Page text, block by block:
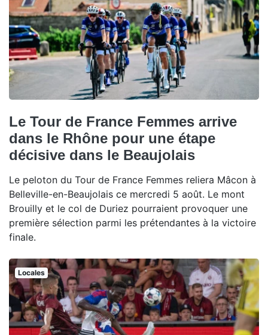
Le Tour de France Femmes arrive
dans le Rhône pour une étape
décisive dans le Beaujolais
Le peloton du Tour de France Femmes reliera Mâcon à
Belleville-en-Beaujolais ce mercredi 5 août. Le mont
Brouilly et le col de Duriez pourraient provoquer une
première sélection parmi les prétendantes à la victoire
finale.
Locales